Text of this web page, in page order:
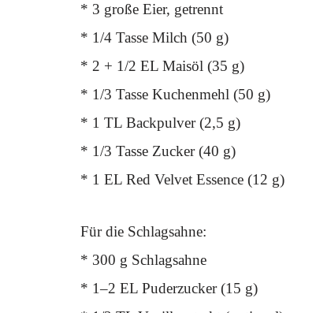
* 3 große Eier, getrennt
* 1/4 Tasse Milch (50 g)
* 2 + 1/2 EL Maisöl (35 g)
* 1/3 Tasse Kuchenmehl (50 g)
* 1 TL Backpulver (2,5 g)
* 1/3 Tasse Zucker (40 g)
* 1 EL Red Velvet Essence (12 g)
Für die Schlagsahne:
* 300 g Schlagsahne
* 1–2 EL Puderzucker (15 g)